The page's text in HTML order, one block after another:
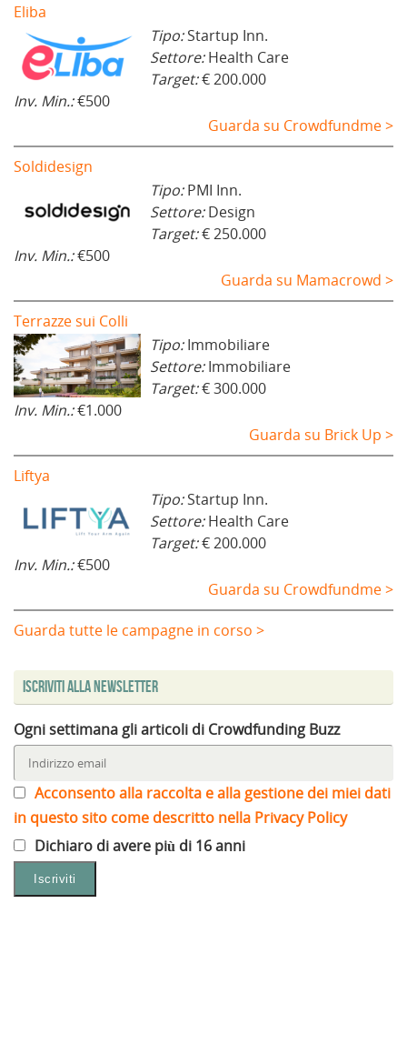
Eliba
Tipo:Startup Inn.
Settore:Health Care
Target:€ 200.000
Inv. Min.:€500
Guarda su Crowdfundme >
Soldidesign
Tipo:PMI Inn.
Settore:Design
Target:€ 250.000
Inv. Min.:€500
Guarda su Mamacrowd >
Terrazze sui Colli
Tipo:Immobiliare
Settore:Immobiliare
Target:€ 300.000
Inv. Min.:€1.000
Guarda su Brick Up >
Liftya
Tipo:Startup Inn.
Settore:Health Care
Target:€ 200.000
Inv. Min.:€500
Guarda su Crowdfundme >
Guarda tutte le campagne in corso >
Iscriviti alla Newsletter
Ogni settimana gli articoli di Crowdfunding Buzz
Acconsento alla raccolta e alla gestione dei miei dati
in questo sito come descritto nella Privacy Policy
Dichiaro di avere più di 16 anni